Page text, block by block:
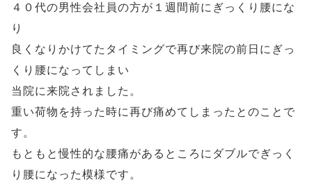
４０代の男性会社員の方が１週間前にぎっくり腰にな
り
良くなりかけてたタイミングで再び来院の前日にぎっ
くり腰になってしまい
当院に来院されました。
重い荷物を持った時に再び痛めてしまったとのことで
す。
もともと慢性的な腰痛があるところにダブルでぎっく
り腰になった模様です。